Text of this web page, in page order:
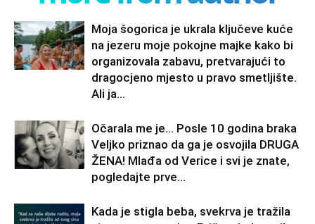
Moja šogorica je ukrala ključeve kuće
na jezeru moje pokojne majke kako bi
organizovala zabavu, pretvarajući to
dragocjeno mjesto u pravo smetljište.
Ali ja...
Očarala me je… Posle 10 godina braka
Veljko priznao da ga je osvojila DRUGA
ŽENA! Mlađa od Verice i svi je znate,
pogledajte prve...
Kada je stigla beba, svekrva je tražila